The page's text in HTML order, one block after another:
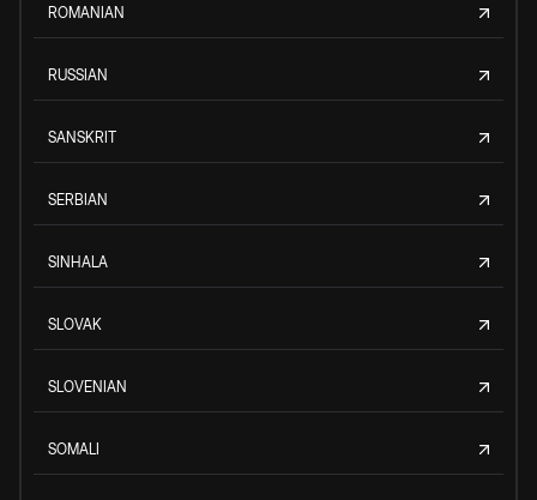
ROMANIAN
RUSSIAN
SANSKRIT
SERBIAN
SINHALA
SLOVAK
SLOVENIAN
SOMALI